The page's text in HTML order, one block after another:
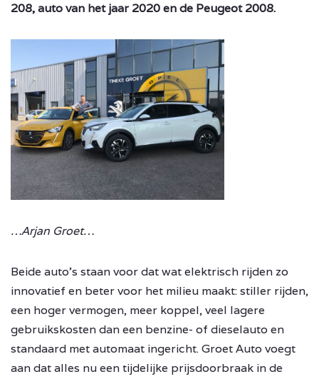
208, auto van het jaar 2020 en de Peugeot 2008.
…Arjan Groet…
Beide auto’s staan voor dat wat elektrisch rijden zo
innovatief en beter voor het milieu maakt: stiller rijden,
een hoger vermogen, meer koppel, veel lagere
gebruikskosten dan een benzine- of dieselauto en
standaard met automaat ingericht. Groet Auto voegt
aan dat alles nu een tijdelijke prijsdoorbraak in de